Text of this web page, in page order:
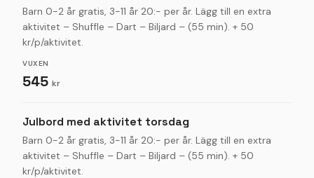
Barn 0-2 år gratis, 3-11 år 20:- per år. Lägg till en extra
aktivitet – Shuffle – Dart – Biljard – (55 min). + 50
kr/p/aktivitet.
VUXEN
545 kr
Julbord med aktivitet torsdag
Barn 0-2 år gratis, 3-11 år 20:- per år. Lägg till en extra
aktivitet – Shuffle – Dart – Biljard – (55 min). + 50
kr/p/aktivitet.